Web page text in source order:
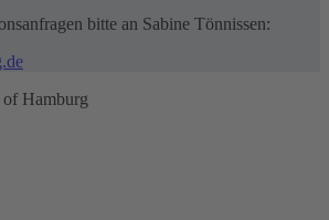
bitte an Sabine Tönnissen:
Hamburg